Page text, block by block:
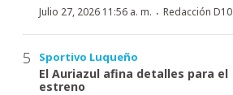
Julio 27, 2026 11:56 a. m. · Redacción D10
Sportivo Luqueño
El Auriazul afina detalles para el
estreno